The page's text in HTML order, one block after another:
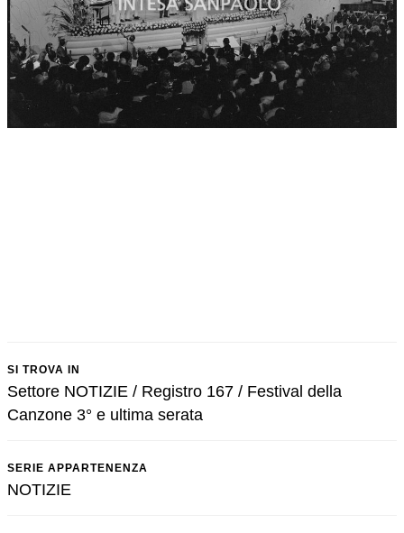
SI TROVA IN
Settore NOTIZIE / Registro 167 / Festival della
Canzone 3° e ultima serata
SERIE APPARTENENZA
NOTIZIE